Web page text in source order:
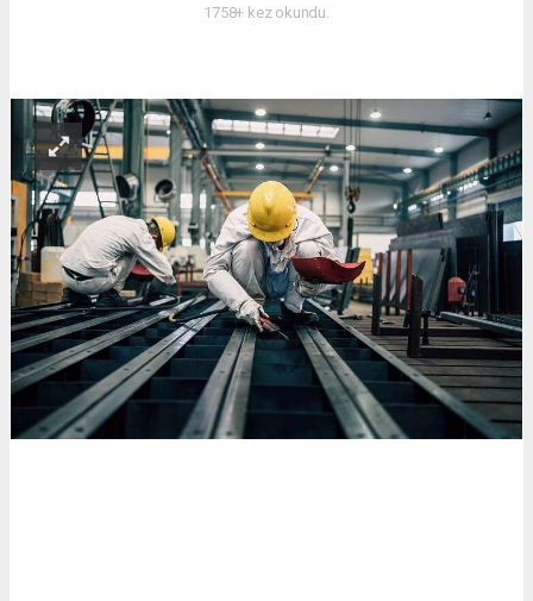
1758+ kez okundu.